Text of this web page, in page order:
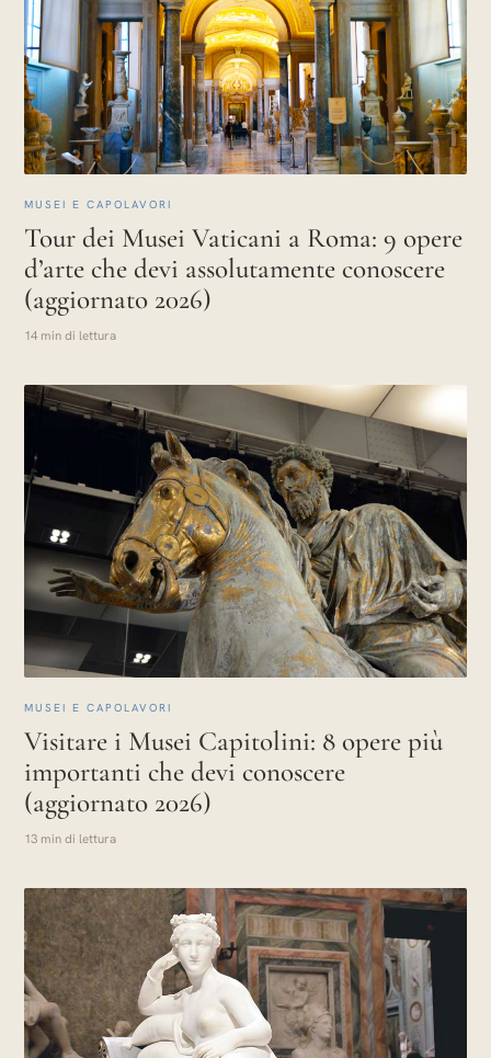
MUSEI E CAPOLAVORI
Tour dei Musei Vaticani a Roma: 9 opere
d’arte che devi assolutamente conoscere
(aggiornato 2026)
14 min di lettura
MUSEI E CAPOLAVORI
Visitare i Musei Capitolini: 8 opere più
importanti che devi conoscere
(aggiornato 2026)
13 min di lettura